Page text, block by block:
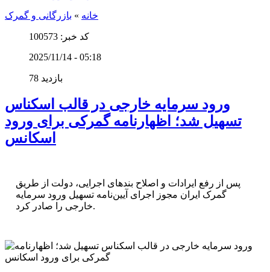
خانه » بازرگانی و گمرک
کد خبر: 100573
2025/11/14 - 05:18
78 بازدید
ورود سرمایه خارجی در قالب اسکناس
تسهیل شد؛ اظهارنامه گمرکی برای ورود
اسکانس
پس از رفع ایرادات و اصلاح بندهای اجرایی، دولت از طریق
گمرک ایران مجوز اجرای آیین‌نامه تسهیل ورود سرمایه
خارجی را صادر کرد.